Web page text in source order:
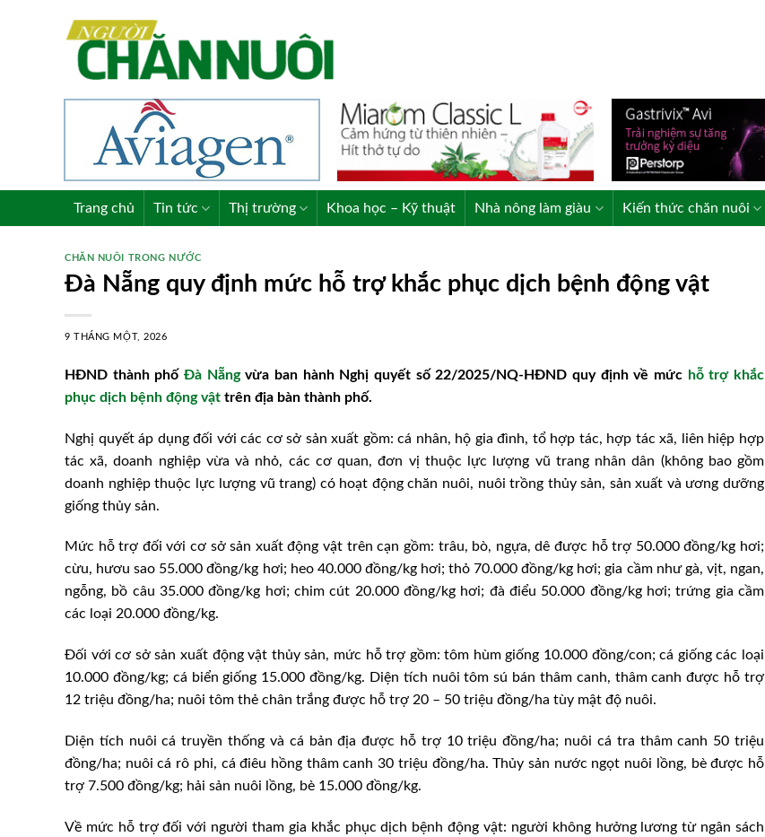
Trang chủ Tin tức Thị trường Khoa học – Kỹ thuật Nhà nông làm giàu Kiến thức chăn nuôi
CHĂN NUÔI TRONG NƯỚC
Đà Nẵng quy định mức hỗ trợ khắc phục dịch bệnh động vật
9 THÁNG MỘT, 2026
HĐND thành phố Đà Nẵngvừa ban hành Nghị quyết số 22/2025/NQ-HĐND quy định về mức hỗ trợ khắc
phục dịch bệnh động vật trên địa bàn thành phố.
Nghị quyết áp dụng đối với các cơ sở sản xuất gồm: cá nhân, hộ gia đình, tổ hợp tác, hợp tác xã, liên hiệp hợp
tác xã, doanh nghiệp vừa và nhỏ, các cơ quan, đơn vị thuộc lực lượng vũ trang nhân dân (không bao gồm
doanh nghiệp thuộc lực lượng vũ trang) có hoạt động chăn nuôi, nuôi trồng thủy sản, sản xuất và ương dưỡng
giống thủy sản.
Mức hỗ trợ đối với cơ sở sản xuất động vật trên cạn gồm: trâu, bò, ngựa, dê được hỗ trợ 50.000 đồng/kg hơi;
cừu, hươu sao 55.000 đồng/kg hơi; heo 40.000 đồng/kg hơi; thỏ 70.000 đồng/kg hơi; gia cầm như gà, vịt, ngan,
ngỗng, bồ câu 35.000 đồng/kg hơi; chim cút 20.000 đồng/kg hơi; đà điểu 50.000 đồng/kg hơi; trứng gia cầm
các loại 20.000 đồng/kg.
Đối với cơ sở sản xuất động vật thủy sản, mức hỗ trợ gồm: tôm hùm giống 10.000 đồng/con; cá giống các loại
10.000 đồng/kg; cá biển giống 15.000 đồng/kg. Diện tích nuôi tôm sú bán thâm canh, thâm canh được hỗ trợ
12 triệu đồng/ha; nuôi tôm thẻ chân trắng được hỗ trợ 20 – 50 triệu đồng/ha tùy mật độ nuôi.
Diện tích nuôi cá truyền thống và cá bản địa được hỗ trợ 10 triệu đồng/ha; nuôi cá tra thâm canh 50 triệu
đồng/ha; nuôi cá rô phi, cá điêu hồng thâm canh 30 triệu đồng/ha. Thủy sản nước ngọt nuôi lồng, bè được hỗ
trợ 7.500 đồng/kg; hải sản nuôi lồng, bè 15.000 đồng/kg.
Về mức hỗ trợ đối với người tham gia khắc phục dịch bệnh động vật: người không hưởng lương từ ngân sách